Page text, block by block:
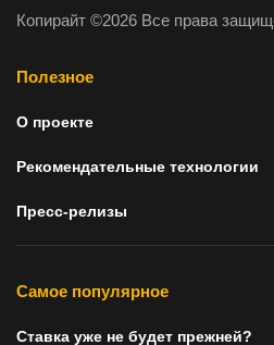
Копирайт ©2026 Все права
Полезное
О проекте
Рекомендательные технологии
Пресс-релизы
Самое популярное
Ставка уже не будет прежней?